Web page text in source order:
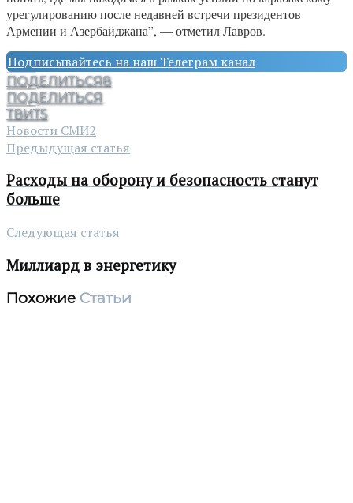
урегулированию после недавней встречи президентов
Армении и Азербайджана”, — отметил Лавров.
Подписывайтесь на наш Телеграм канал
ПОДЕЛИТЬСЯ8
ПОДЕЛИТЬСЯ
ТВИТ5
Новости СМИ2
Предыдущая статья
Расходы на оборону и безопасность станут
больше
Следующая статья
Миллиард в энергетику
Похожие Статьи